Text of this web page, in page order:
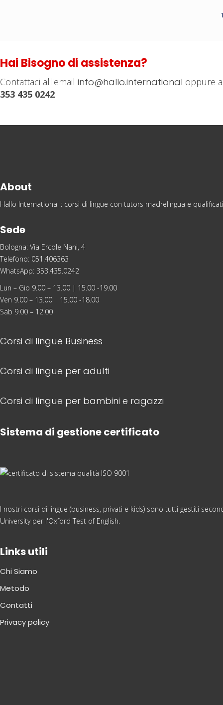
Hai Bisogno di assistenza?
Contattaci all'email info@hallo.international oppure
353 435 0242
About
Hallo International : corsi di lingue con tutors madrelingua e
Sede
Bologna: Via Ercole Nani, 4
Telefono: 051.406363
WhatsApp: 353.435.0242
Lun – Gio 9.00 – 13.00 | 15.00 -19.00
Ven 9.00 – 13.00 | 15.00 -18.00
Sab 9.00 – 12.00
Corsi di lingue Business
Corsi di lingue per adulti
Corsi di lingue per bambini e ragazzi
Sistema di gestione certificato
I nostri corsi di lingue (business, privati e kids) sono tutti gestiti
University per l'Oxford Test of English.
Links utili
Chi Siamo
Metodo
Contatti
Privacy policy